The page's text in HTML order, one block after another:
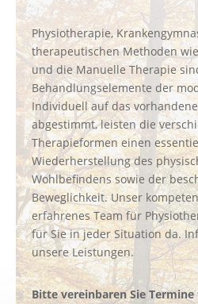
Physiotherapie,
therapeutischen Methoden
und die Manuelle Therapie
Behandlungselemente der
Individuell auf das
abgestimmt, leisten die
Therapieformen einen
Wiederherstellung des
Wohlbefindens sowie der
Beweglichkeit. Unser
erfahrenes Team für
für Sie in jeder Situation da.
unsere Leistungen.
Bitte vereinbaren Sie